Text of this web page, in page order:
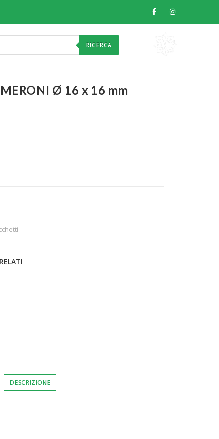
RICERCA
Ø 16 x 16 mm
DESCRIZIONE